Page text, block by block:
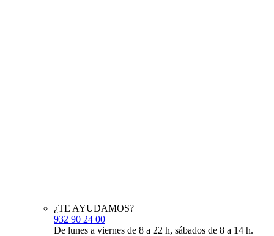
¿TE AYUDAMOS?
932 90 24 00
De lunes a viernes de 8 a 22 h, sábados de 8 a 14 h.